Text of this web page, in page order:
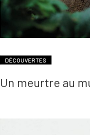
DÉCOUVERTES
Un meurtre au